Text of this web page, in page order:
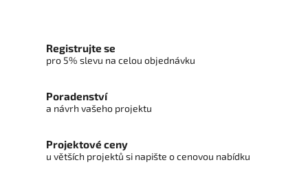
Registrujte se
pro 5% slevu na celou objednávku
Poradenství
a návrh vašeho projektu
Projektové ceny
u větších projektů si napište o cenovou nabídku